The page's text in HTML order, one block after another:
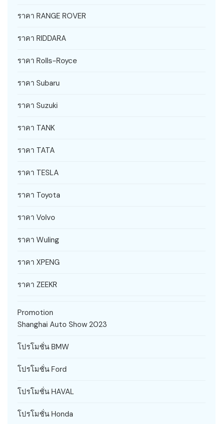
ราคา RANGE ROVER
ราคา RIDDARA
ราคา Rolls-Royce
ราคา Subaru
ราคา Suzuki
ราคา TANK
ราคา TATA
ราคา TESLA
ราคา Toyota
ราคา Volvo
ราคา Wuling
ราคา XPENG
ราคา ZEEKR
Promotion
Shanghai Auto Show 2023
โปรโมชั่น BMW
โปรโมชั่น Ford
โปรโมชั่น HAVAL
โปรโมชั่น Honda